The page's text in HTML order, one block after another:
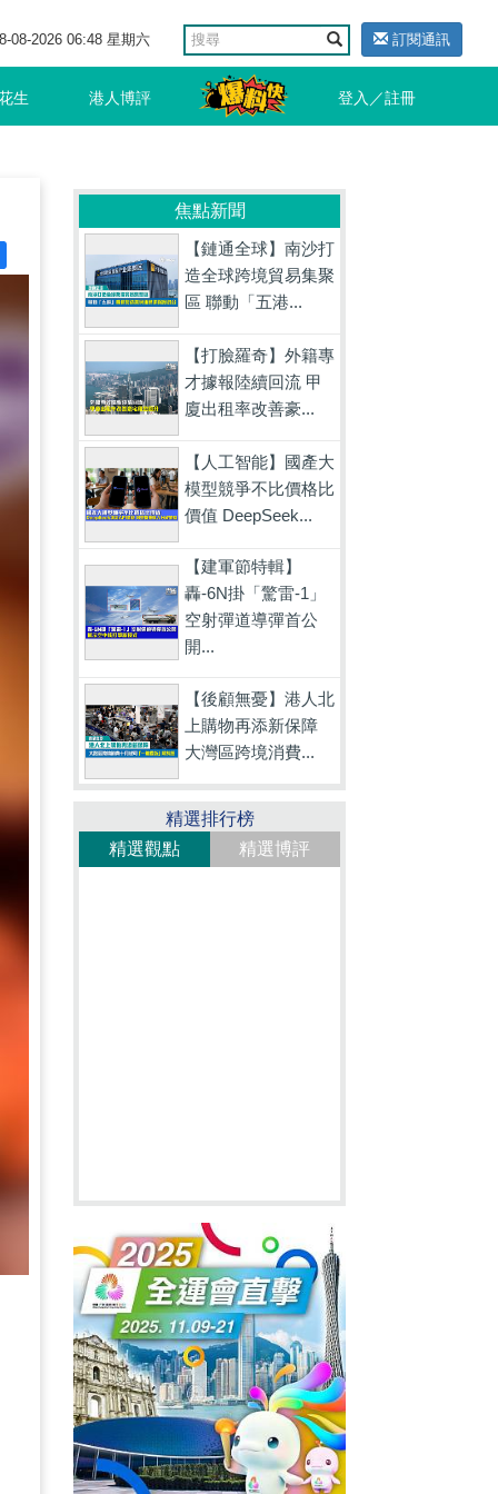
08-2026 06:48 星期六 訂閱通訊
生 港人博評 登入／註冊
焦點新聞
【鏈通全球】南沙打
造全球跨境貿易集聚
區 聯動「五港...
【打臉羅奇】外籍專
才據報陸續回流 甲
廈出租率改善豪...
【人工智能】國產大
模型競爭不比價格比
價值 DeepSeek...
【建軍節特輯】
轟-6N掛「驚雷-1」
空射彈道導彈首公
開...
【後顧無憂】港人北
上購物再添新保障
大灣區跨境消費...
精選排行榜
精選觀點
精選博評